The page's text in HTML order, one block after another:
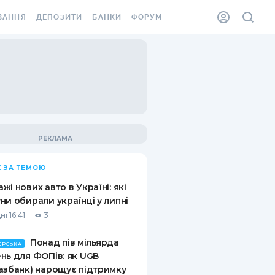
ВІНЬЄТКА
ВІД
ВИПАДКІВ
ДЕПОЗИТИ
ПИТАННЯ ТА ВІДПОВІДІ
ДЕПОЗИТНИЙ КАЛЬКУЛЯТОР
ПУТІВНИКИ ПО
БАНКИ ФОРУМ
ЗА ТЕМОЮ
нових авто в Україні: які
обирали українці у липні
16:41 3
Понад пів мільярда
для ФОПів: як UGB
нарощує підтримку